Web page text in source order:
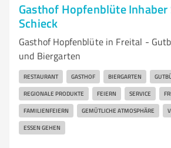
Gasthof Hopfenblüte Inhaber
Schieck
Gasthof Hopfenblüte in Freital -
und Biergarten
RESTAURANT GASTHOF BIERGARTEN
REGIONALE PRODUKTE FEIERN SERVICE
FAMILIENFEIERN GEMÜTLICHE ATMOSPHÄRE
ESSEN GEHEN